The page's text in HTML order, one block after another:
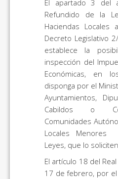
El apartado 3 del
Refundido de la
Haciendas Locales
Decreto Legislativo
establece la
inspección del
Económicas, en
disponga por el
Ayuntamientos,
Cabildos o
Comunidades
Locales Menores
Leyes, que lo
El artículo 18 del
17 de febrero, por